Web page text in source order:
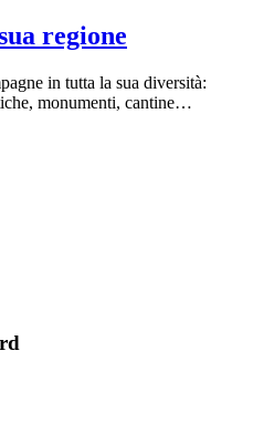
regione
in tutta la sua diversità:
monumenti, cantine…